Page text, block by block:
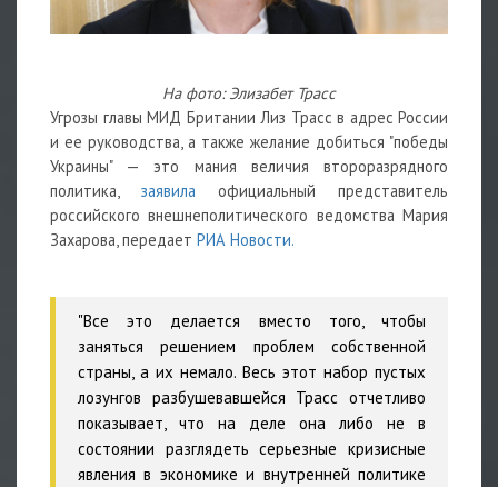
На фото: Элизабет Трасс
Угрозы главы МИД Британии Лиз Трасс в адрес России
и ее руководства, а также желание добиться "победы
Украины" — это мания величия второразрядного
политика, заявила официальный представитель
российского внешнеполитического ведомства Мария
Захарова, передает РИА Новости.
"Все это делается вместо того, чтобы
заняться решением проблем собственной
страны, а их немало. Весь этот набор пустых
лозунгов разбушевавшейся Трасс отчетливо
показывает, что на деле она либо не в
состоянии разглядеть серьезные кризисные
явления в экономике и внутренней политике